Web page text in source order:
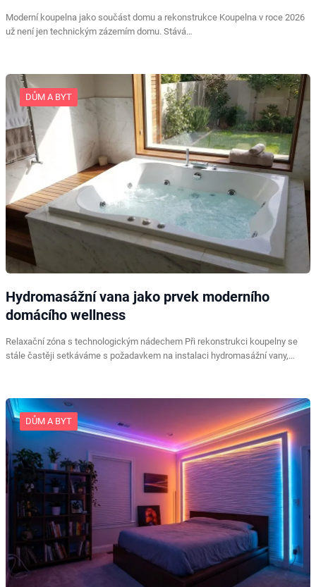
Moderní koupelna jako součást domu a rekonstrukce Koupelna v roce 2026
už není jen technickým zázemím domu. Stává…
DŮM A BYT
Hydromasážní vana jako prvek moderního
domácího wellness
Relaxační zóna s technologickým nádechem Při rekonstrukci koupelny se
stále častěji setkáváme s požadavkem na instalaci hydromasážní vany,…
DŮM A BYT